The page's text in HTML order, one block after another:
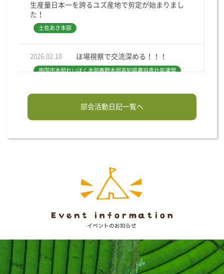
生産量日本一を誇るユズ産地で剪定が始まりまし
た！
土佐あき本部
2026.02.10 ほ場視察で交流深める！！！
南国市本部れいほく本部春野本部高知県農協青壮年連盟
2026.02.10 対話集会を開催しました！
モルックで部員同士の親睦を深める
年末恒例の餅つき開催！！
土佐香美地区土佐香美本部
2025.12.15
部会活動日記一覧へ